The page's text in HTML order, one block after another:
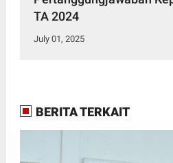
TA 2024
July 01, 2025
BERITA TERKAIT